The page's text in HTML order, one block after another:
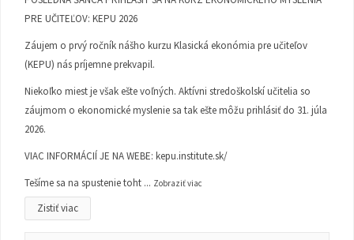
PRE UČITEĽOV: KEPU 2026
Záujem o prvý ročník nášho kurzu Klasická ekonómia pre učiteľov
(KEPU) nás príjemne prekvapil.
Niekoľko miest je však ešte voľných. Aktívni stredoškolskí učitelia so
záujmom o ekonomické myslenie sa tak ešte môžu prihlásiť do 31. júla
2026.
VIAC INFORMÁCIÍ JE NA WEBE: kepu.institute.sk/
Tešíme sa na spustenie toht ... Zobraziť viac
Zistiť viac